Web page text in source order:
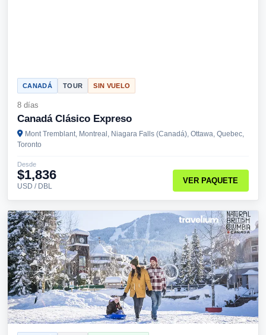
CANADÁ TOUR SIN VUELO
8 días
Canadá Clásico Expreso
Mont Tremblant, Montreal, Niagara Falls (Canadá), Ottawa, Quebec,
Toronto
Desde
$1,836
USD / DBL
VER PAQUETE